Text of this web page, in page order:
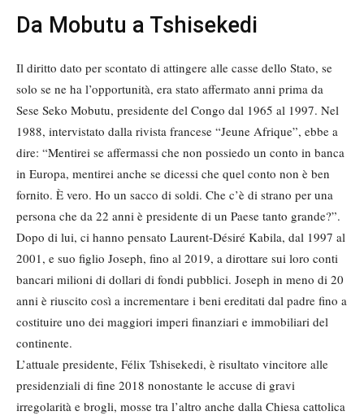
Da Mobutu a Tshisekedi
Il diritto dato per scontato di attingere alle casse dello Stato, se
solo se ne ha l’opportunità, era stato affermato anni prima da
Sese Seko Mobutu, presidente del Congo dal 1965 al 1997. Nel
1988, intervistato dalla rivista francese “Jeune Afrique”, ebbe a
dire: “Mentirei se affermassi che non possiedo un conto in banca
in Europa, mentirei anche se dicessi che quel conto non è ben
fornito. È vero. Ho un sacco di soldi. Che c’è di strano per una
persona che da 22 anni è presidente di un Paese tanto grande?”.
Dopo di lui, ci hanno pensato Laurent-Désiré Kabila, dal 1997 al
2001, e suo figlio Joseph, fino al 2019, a dirottare sui loro conti
bancari milioni di dollari di fondi pubblici. Joseph in meno di 20
anni è riuscito così a incrementare i beni ereditati dal padre fino a
costituire uno dei maggiori imperi finanziari e immobiliari del
continente.
L’attuale presidente, Félix Tshisekedi, è risultato vincitore alle
presidenziali di fine 2018 nonostante le accuse di gravi
irregolarità e brogli, mosse tra l’altro anche dalla Chiesa cattolica